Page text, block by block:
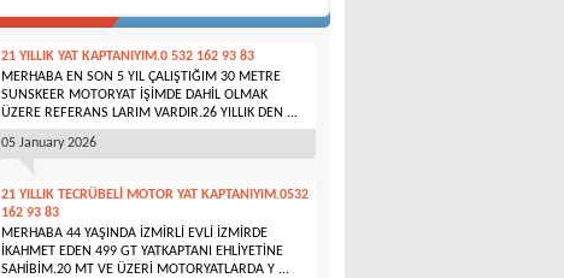
21 YILLIK YAT KAPTANIYIM.0 532 162 93 83
MERHABA EN SON 5 YIL ÇALIŞTIĞIM 30 METRE
SUNSKEER MOTORYAT İŞİMDE DAHİL OLMAK
ÜZERE REFERANS LARIM VARDIR.26 YILLIK DEN ...
05 January 2026
21 YILLIK TECRÜBELİ MOTOR YAT KAPTANIYIM.0532
162 93 83
MERHABA 44 YAŞINDA İZMİRLİ EVLİ İZMİRDE
İKAHMET EDEN 499 GT YATKAPTANI EHLİYETİNE
SAHİBİM.20 MT VE ÜZERİ MOTORYATLARDA Y ...